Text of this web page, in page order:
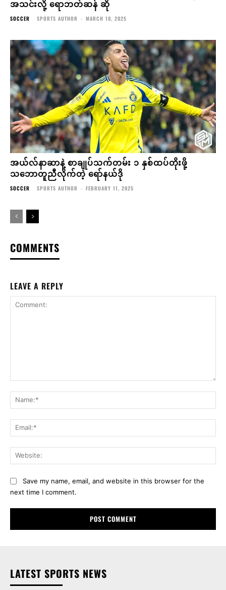
အသင်းလို့ ရောဘတ်ဆန် ဆို
SOCCER SPORTS AUTHOR - MARCH 10, 2025
အယ်လ်နာဆာနဲ့ စာချုပ်သက်တမ်း ၁ နှစ်ထပ်တိုးဖို့
သဘောတူညီလိုက်တဲ့ ရော်နယ်ဒို
SOCCER SPORTS AUTHOR - FEBRUARY 11, 2025
COMMENTS
LEAVE A REPLY
Save my name, email, and website in this browser for the
next time I comment.
LATEST SPORTS NEWS